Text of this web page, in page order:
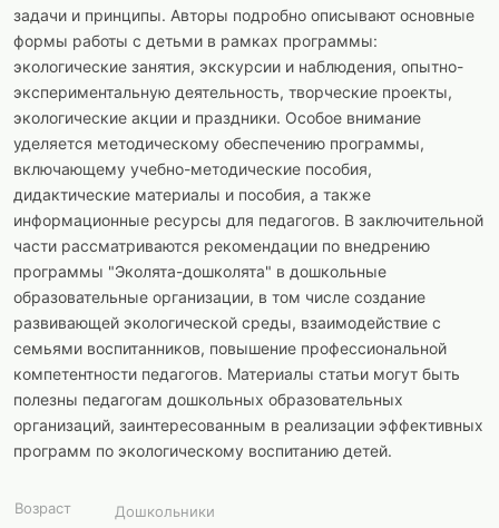
задачи и принципы. Авторы подробно описывают основные
формы работы с детьми в рамках программы:
экологические занятия, экскурсии и наблюдения, опытно-
экспериментальную деятельность, творческие проекты,
экологические акции и праздники. Особое внимание
уделяется методическому обеспечению программы,
включающему учебно-методические пособия,
дидактические материалы и пособия, а также
информационные ресурсы для педагогов. В заключительной
части рассматриваются рекомендации по внедрению
программы "Эколята-дошколята" в дошкольные
образовательные организации, в том числе создание
развивающей экологической среды, взаимодействие с
семьями воспитанников, повышение профессиональной
компетентности педагогов. Материалы статьи могут быть
полезны педагогам дошкольных образовательных
организаций, заинтересованным в реализации эффективных
программ по экологическому воспитанию детей.
Возраст
Дошкольники